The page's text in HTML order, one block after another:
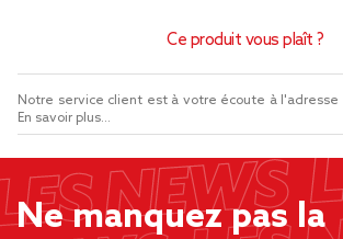
Ce produit vous plaît ?
Notre service client est à votre écoute à l'adresse
En savoir plus...
Ne manquez pas la